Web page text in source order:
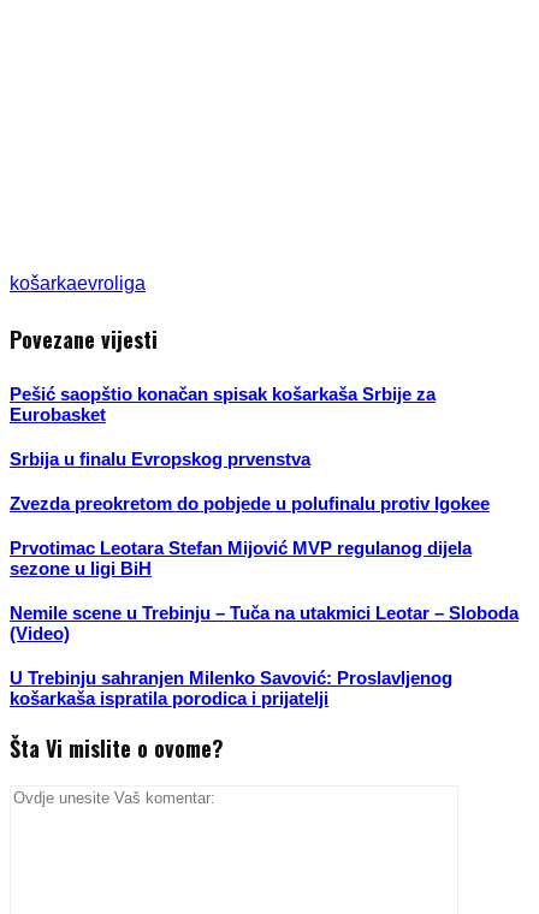
košarkaevroliga
Povezane vijesti
Pešić saopštio konačan spisak košarkaša Srbije za
Eurobasket
Srbija u finalu Evropskog prvenstva
Zvezda preokretom do pobjede u polufinalu protiv Igokee
Prvotimac Leotara Stefan Mijović MVP regulanog dijela
sezone u ligi BiH
Nemile scene u Trebinju – Tuča na utakmici Leotar – Sloboda
(Video)
U Trebinju sahranjen Milenko Savović: Proslavljenog
košarkaša ispratila porodica i prijatelji
Šta Vi mislite o ovome?